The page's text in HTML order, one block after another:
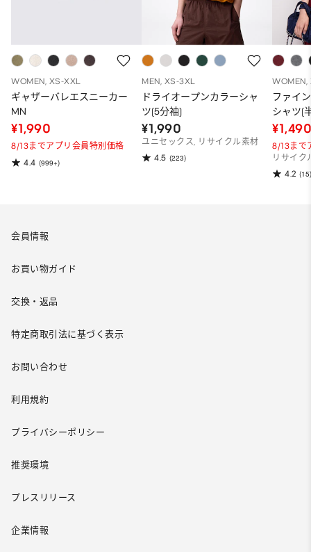
WOMEN, XS-XXL
ギャザーバレエスニーカー
MN
¥1,990
8/13までアプリ会員特別価格
4.4 (999+)
MEN, XS-3XL
ドライオープンカラーシャ
ツ(5分袖)
¥1,990
ユニセックス, リサイクル素材
4.5 (223)
WOMEN,
ファイ
シャツ(
8/13まで
リサイク
4.2 (15)
会員情報
お買い物ガイド
交換・返品
特定商取引法に基づく表示
お問い合わせ
利用規約
プライバシーポリシー
推奨環境
プレスリリース
企業情報